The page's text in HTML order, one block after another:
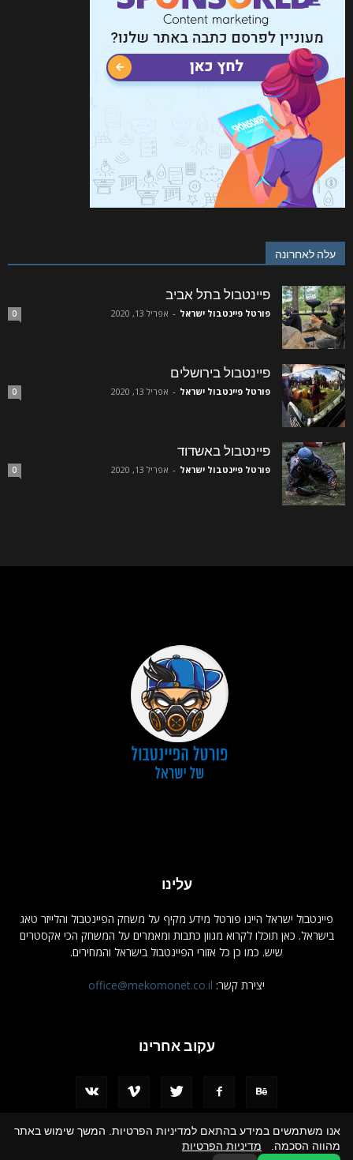
עלה לאחרונה
פיינטבול בתל אביב
פורטל פיינטבול ישראל - אפריל 13, 2020 0
פיינטבול בירושלים
פורטל פיינטבול ישראל - אפריל 13, 2020 0
פיינטבול באשדוד
פורטל פיינטבול ישראל - אפריל 13, 2020 0
עלינו
פיינטבול ישראל היינו פורטל מידע מקיף על משחק הפיינטבול והלייזר טאג
בישראל. כאן תוכלו לקרוא מגוון כתבות ומאמרים על המשחק הכי אקסטרים
שיש. כמו כן כל אזורי הפיינטבול בישראל והמחירים.
יצירת קשר: office@mekomonet.co.il
עקוב אחרינו
פרסמו אצלנו פרסום מאמרים באתרים
אנו משתמשים במידע בהתאם למדיניות הפרטיות. המשך שימוש באתר
מהווה הסכמה. מדיניות הפרטיות